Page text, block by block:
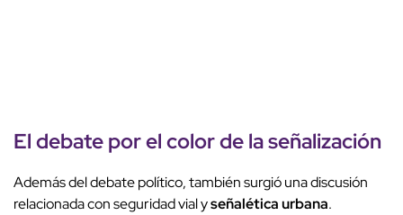
El debate por el color de la señalización
Además del debate político, también surgió una discusión
relacionada con seguridad vial yseñalética urbana.